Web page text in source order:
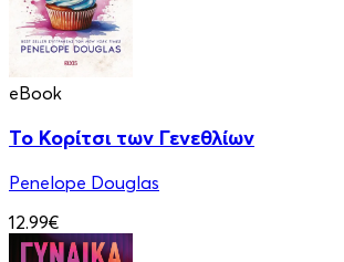
eBook
Το Κορίτσι των Γενεθλίων
Penelope Douglas
12.99€